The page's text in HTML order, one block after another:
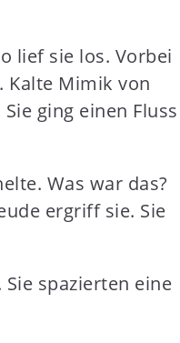
lief sie los. Vorbei
Kalte Mimik von
ging einen Fluss
Was war das?
ergriff sie. Sie
spazierten eine